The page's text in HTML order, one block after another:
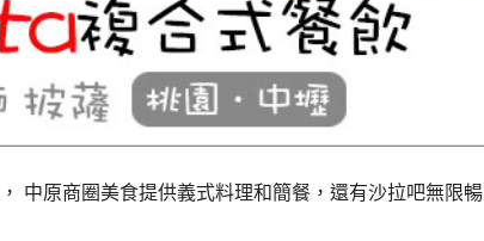
中原商圈美食提供義式料理和簡餐，還有沙拉吧無限暢